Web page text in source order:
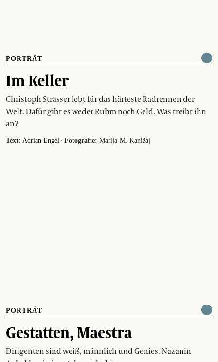
PORTRÄT
Im Keller
Christoph Strasser lebt für das härteste Radrennen der
Welt. Dafür gibt es weder Ruhm noch Geld. Was treibt ihn
an?
Text: Adrian Engel · Fotografie: Marija-M. Kanižaj
PORTRÄT
Gestatten, Maestra
Dirigenten sind weiß, männlich und Genies. Nazanin